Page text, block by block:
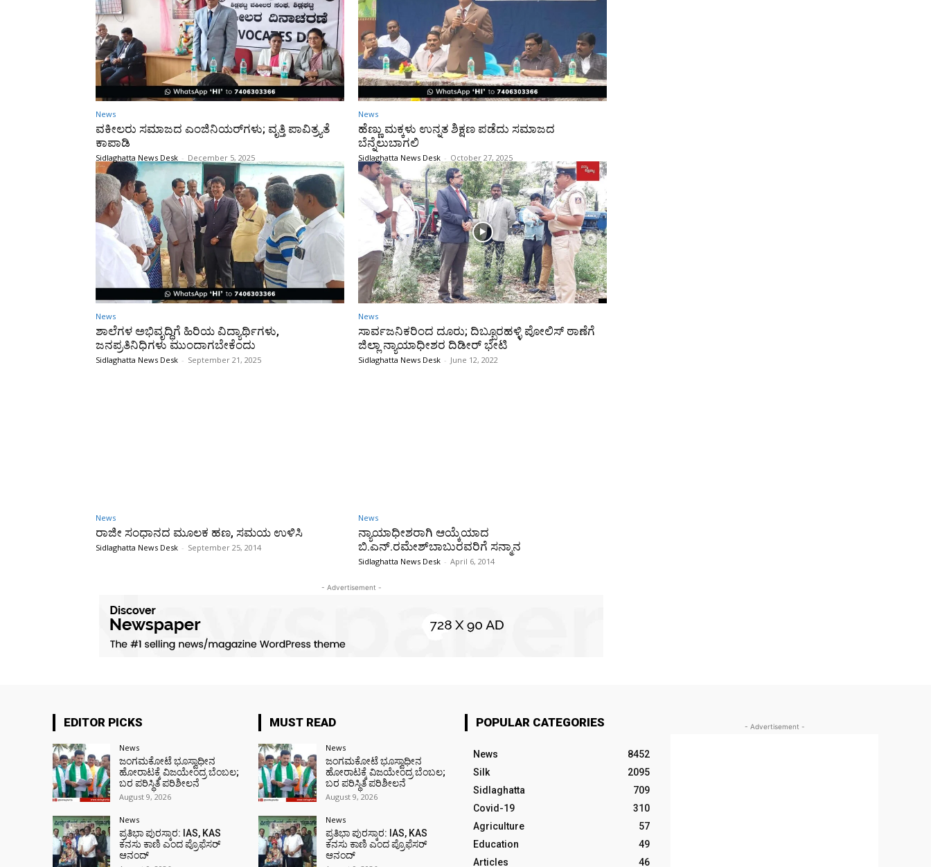
News
ವಕೀಲರು ಸಮಾಜದ ಎಂಜಿನಿಯರ್‌ಗಳು; ವೃತ್ತಿ ಪಾವಿತ್ರ್ಯತೆ
ಕಾಪಾಡಿ
Sidlaghatta News Desk - December 5, 2025
News
ಹೆಣ್ಣು ಮಕ್ಕಳು ಉನ್ನತ ಶಿಕ್ಷಣ ಪಡೆದು ಸಮಾಜದ
ಬೆನ್ನೆಲುಬಾಗಲಿ
Sidlaghatta News Desk - October 27, 2025
News
ಶಾಲೆಗಳ ಅಭಿವೃದ್ಧಿಗೆ ಹಿರಿಯ ವಿದ್ಯಾರ್ಥಿಗಳು,
ಜನಪ್ರತಿನಿಧಿಗಳು ಮುಂದಾಗಬೇಕೆಂದು
Sidlaghatta News Desk - September 21, 2025
News
ಸಾರ್ವಜನಿಕರಿಂದ ದೂರು; ದಿಬ್ಬೂರಹಳ್ಳಿ ಪೋಲಿಸ್ ಠಾಣೆಗೆ
ಜಿಲ್ಲಾ ನ್ಯಾಯಾಧೀಶರ ದಿಡೀರ್ ಭೇಟಿ
Sidlaghatta News Desk - June 12, 2022
News
ರಾಜೀ ಸಂಧಾನದ ಮೂಲಕ ಹಣ, ಸಮಯ ಉಳಿಸಿ
Sidlaghatta News Desk - September 25, 2014
News
ನ್ಯಾಯಾಧೀಶರಾಗಿ ಆಯ್ಕೆಯಾದ
ಬಿ.ಎನ್.ರಮೇಶ್‌ಬಾಬುರವರಿಗೆ ಸನ್ಮಾನ
Sidlaghatta News Desk - April 6, 2014
- Advertisement -
EDITOR PICKS
News
ಜಂಗಮಕೋಟೆ ಭೂಸ್ವಾಧೀನ
ಹೋರಾಟಕ್ಕೆ ವಿಜಯೇಂದ್ರ ಬೆಂಬಲ;
ಬರ ಪರಿಸ್ಥಿತಿ ಪರಿಶೀಲನೆ
August 9, 2026
News
ಪ್ರತಿಭಾ ಪುರಸ್ಕಾರ: IAS, KAS
ಕನಸು ಕಾಣಿ ಎಂದ ಪ್ರೊಫೆಸರ್
ಆನಂದ್
MUST READ
News
ಜಂಗಮಕೋಟೆ ಭೂಸ್ವಾಧೀನ
ಹೋರಾಟಕ್ಕೆ ವಿಜಯೇಂದ್ರ ಬೆಂಬಲ;
ಬರ ಪರಿಸ್ಥಿತಿ ಪರಿಶೀಲನೆ
August 9, 2026
News
ಪ್ರತಿಭಾ ಪುರಸ್ಕಾರ: IAS, KAS
ಕನಸು ಕಾಣಿ ಎಂದ ಪ್ರೊಫೆಸರ್
ಆನಂದ್
POPULAR CATEGORIES
News
8452
Silk
2095
Sidlaghatta
709
Covid-19
310
Agriculture
57
Education
49
Articles
46
- Advertisement -